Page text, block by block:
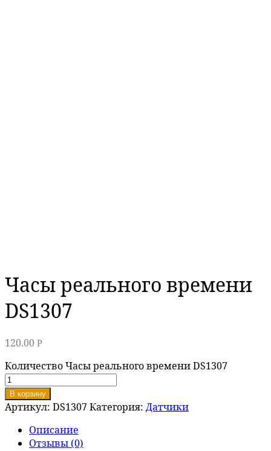
Часы реального времени
DS1307
120.00 Р
Количество Часы реального времени DS1307
В корзину
Артикул: DS1307Категория: Датчики
Описание
Отзывы (0)